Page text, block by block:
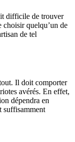
difficile de trouver
choisir quelqu’un de
de tel
Il doit comporter
avérés. En effet,
dépendra en
suffisamment